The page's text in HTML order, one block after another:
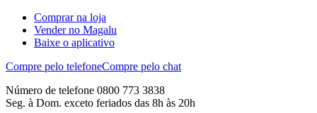
Comprar na loja
Vender no Magalu
Baixe o aplicativo
Compre pelo telefoneCompre pelo chat
Número de telefone 0800 773 3838
Seg. à Dom. exceto feriados das 8h às 20h